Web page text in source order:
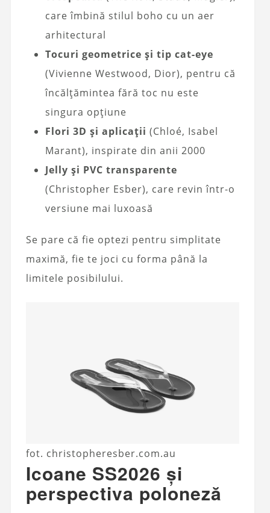
care îmbină stilul boho cu un aer
arhitectural
Tocuri geometrice și tip cat-eye
(Vivienne Westwood, Dior), pentru că
încălțămintea fără toc nu este
singura opțiune
Flori 3D și aplicații (Chloé, Isabel
Marant), inspirate din anii 2000
Jelly și PVC transparente
(Christopher Esber), care revin într-o
versiune mai luxoasă
Se pare că fie optezi pentru simplitate
maximă, fie te joci cu forma până la
limitele posibilului.
fot. christopheresber.com.au
Icoane SS2026 și
perspectiva poloneză